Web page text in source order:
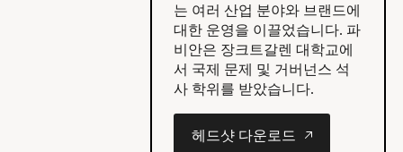
는 여러 산업 분야와 브랜드에
대한 운영을 이끌었습니다. 파
비안은 장크트갈렌 대학교에
서 국제 문제 및 거버넌스 석
사 학위를 받았습니다.
헤드샷 다운로드
헤드샷 다운로드